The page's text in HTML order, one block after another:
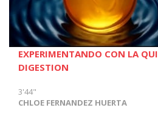
EXPERIMENTANDO CON LA
DIGESTION
3'44"
CHLOE FERNANDEZ HUERTA